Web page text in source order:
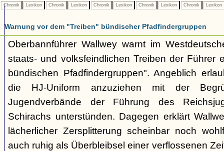
Chronik Lexikon Chronik Lexikon Chronik Lexikon Chronik Lexikon Chronik Lexikon
Warnung vor dem "Treiben" bündischer Pfadfindergruppen
Oberbannführer Wallwey warnt im
staats- und volksfeindlichen Treiben der Führer
bündischen Pfadfindergruppen". Angeblich
die HJ-Uniform anzuziehen mit der
Jugendverbände der Führung des
Schirachs unterstünden. Dagegen erklärt
lächerlicher Zersplitterung scheinbar noch
auch ruhig als Überbleibsel einer verflossenen